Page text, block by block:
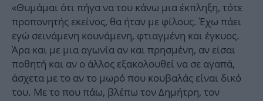
«Θυμάμαι ότι πήγα να του κάνω μια έκπληξη, τότε
προπονητής εκείνος, θα ήταν με φίλους. Έχω πάει
εγώ σεινάμενη κουνάμενη, φτιαγμένη και έγκυος.
Άρα και με μια αγωνία αν και πρησμένη, αν είσαι
ποθητή και αν ο άλλος εξακολουθεί να σε αγαπά,
άσχετα με το αν το μωρό που κουβαλάς είναι δικό
του. Με το που πάω, βλέπω τον Δημήτρη, τον